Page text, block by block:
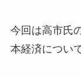
今回は高市氏
本経済につい